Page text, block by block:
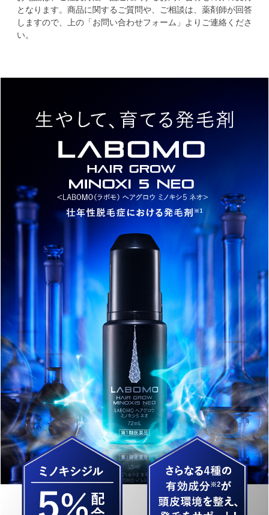
となります。商品に関するご質問や、ご相談は、薬剤師が回答
しますので、上の「お問い合わせフォーム」よりご連絡くださ
い。